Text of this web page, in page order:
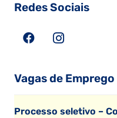
Redes Sociais
Vagas de Emprego
Processo seletivo –